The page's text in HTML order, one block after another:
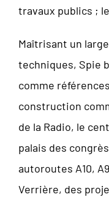
travaux publics ;
Maîtrisant un
techniques, Spie
comme
construction
de la Radio, le
palais des
autoroutes A10,
Verrière, des